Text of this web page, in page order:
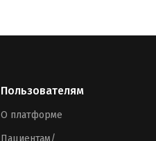
Пользователям
О платформе